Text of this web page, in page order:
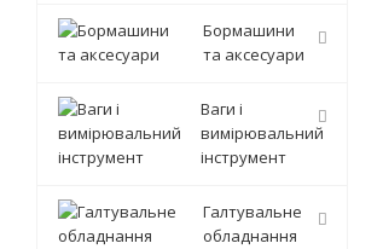
Бормашини
та аксесуари
Ваги і
вимірювальний
інструмент
Галтувальне
обладнання